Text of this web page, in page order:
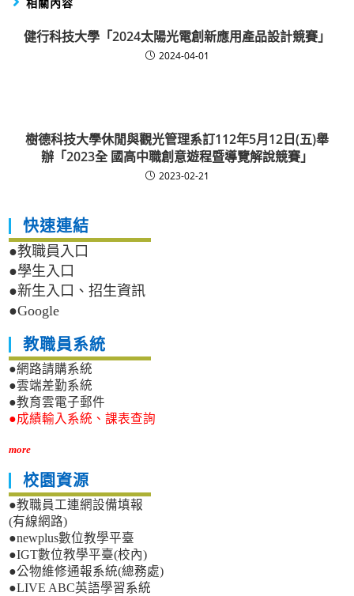
相關內容
健行科技大學「2024太陽光電創新應用產品設計競賽」
2024-04-01
樹德科技大學休閒與觀光管理系訂112年5月12日(五)舉
辦「2023全 國高中職創意遊程暨導覽解說競賽」
2023-02-21
快速連結
●教職員入口
●學生入口
●新生入口、招生資訊
●Google
教職員系統
●網路請購系統
●雲端差勤系統
●教育雲電子郵件
●成績輸入系統、課表查詢
more
校園資源
●教職員工連網設備填報
(有線網路)
●newplus數位教學平臺
●IGT數位教學平臺(校內)
●公物維修通報系統(總務處)
●LIVE ABC英語學習系統